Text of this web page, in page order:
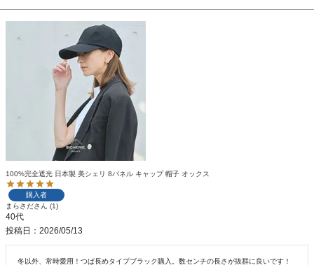
100%完全遮光 日本製 美シェリ 8パネル キャップ 帽子 オックス
購入者
まらさだ
1
40代
投稿日
2026/05/13
冬以外、常時愛用！つば長めタイプブラック購入。数センチの長さが抜群に良いです！